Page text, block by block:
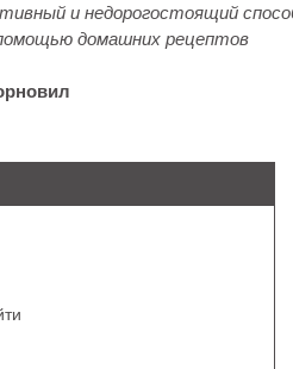
и недорогостоящий
домашних рецептов